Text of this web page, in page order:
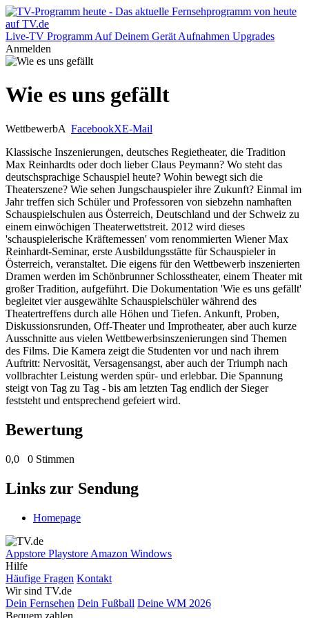
Live-TV Programm Auf Deinem Gerät Aufnahmen Upgrades
Anmelden
Wie es uns gefällt
WettbewerbA FacebookXE-Mail
Klassische Inszenierungen, deutsches Regietheater, die Tradition
Max Reinhardts oder doch lieber Claus Peymann? Wo steht das
deutschsprachige Schauspiel heute? Wohin bewegt sich die
Theaterszene? Wie sehen Jungschauspieler ihre Zukunft? Einmal im
Jahr treffen sich Schüler und Professoren von siebzehn namhaften
Schauspielschulen aus Österreich, Deutschland und der Schweiz zu
einem einwöchigen Theaterwettstreit. 2012 wird dieses
'schauspielerische Kräftemessen' vom renommierten Wiener Max
Reinhardt-Seminar, erste Ausbildungsstätte für Schauspieler in
Österreich, veranstaltet. Die eigens für den Wettbewerb inszenierten
Dramen werden im Schönbrunner Schlosstheater, einem Theater mit
großer Tradition, aufgeführt. Die Dokumentation 'Wie es uns gefällt'
begleitet vier ausgewählte Schauspielschüler während des
Theatertreffens durch alle Höhen und Tiefen. Ankunft, Proben,
Diskussionsrunden, Off-Theater und Improtheater, aber auch kurze
Ausschnitte aus vielen Wettbewerbsinszenierungen sind Themen
des Films. Die Kamera zeigt die Studenten vor und nach ihrem
Auftritt: Nervosität, Versagensangst, aber auch der Triumph nach
vollbrachter Leistung werden spür- und erlebbar. Die Spannung
steigt von Tag zu Tag - bis am letzten Tag endlich der Sieger
feststeht und entsprechend gefeiert wird.
Bewertung
0,0 0 Stimmen
Links zur Sendung
Homepage
Appstore Playstore Amazon Windows
Hilfe
Häufige Fragen Kontakt
Wir sind TV.de
Dein Fernsehen Dein Fußball Deine WM 2026
Bequem zahlen